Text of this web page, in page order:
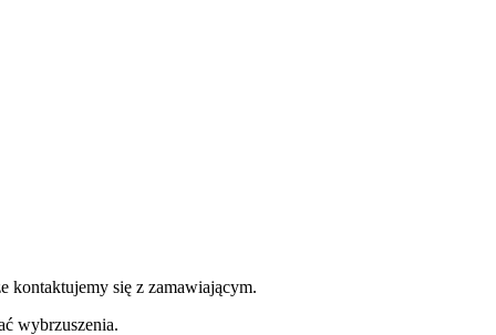
kontaktujemy się z zamawiającym.
wybrzuszenia.